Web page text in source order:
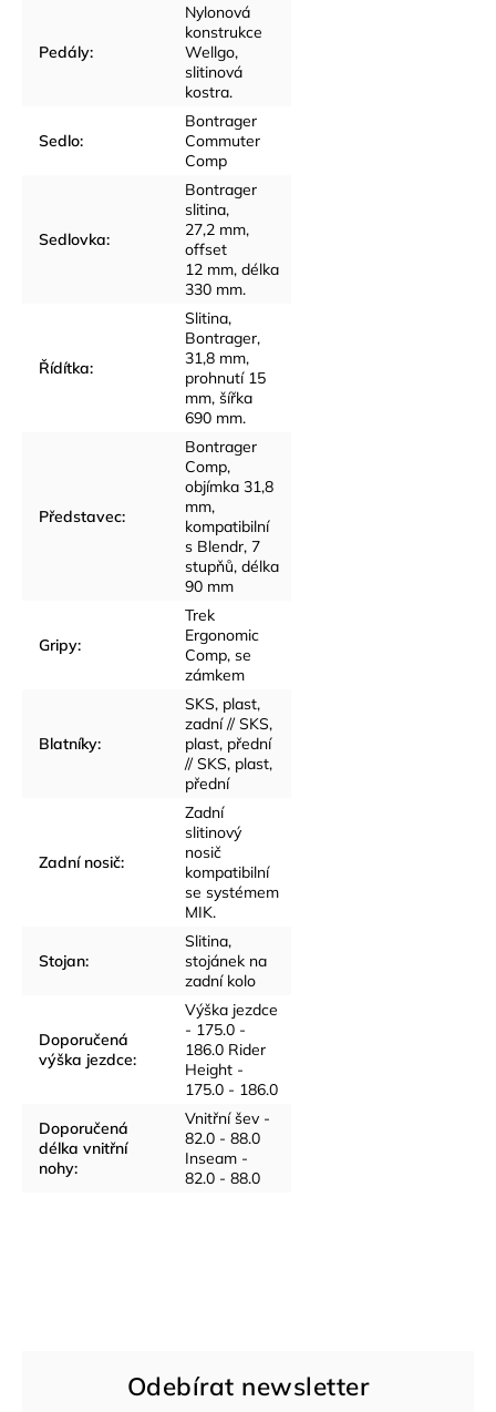
Pedály:
Nylonová
konstrukce
Wellgo,
slitinová
kostra.
Sedlo:
Bontrager
Commuter
Comp
Sedlovka:
Bontrager
slitina,
27,2 mm,
offset
12 mm, délka
330 mm.
Řídítka:
Slitina,
Bontrager,
31,8 mm,
prohnutí 15
mm, šířka
690 mm.
Představec:
Bontrager
Comp,
objímka 31,8
mm,
kompatibilní
s Blendr, 7
stupňů, délka
90 mm
Gripy:
Trek
Ergonomic
Comp, se
zámkem
Blatníky:
SKS, plast,
zadní // SKS,
plast, přední
// SKS, plast,
přední
Zadní nosič:
Zadní
slitinový
nosič
kompatibilní
se systémem
MIK.
Stojan:
Slitina,
stojánek na
zadní kolo
Doporučená
výška jezdce:
Výška jezdce
- 175.0 -
186.0 Rider
Height -
175.0 - 186.0
Doporučená
délka vnitřní
nohy:
Vnitřní šev -
82.0 - 88.0
Inseam -
82.0 - 88.0
Odebírat newsletter